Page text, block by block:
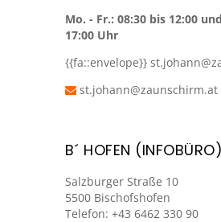
Mo. - Fr.: 08:30 bis 12:00
17:00 Uhr
{{fa::envelope}}
st.johann@zaunschirm.at
B´ HOFEN (INFOBÜRO)
Salzburger Straße 10
5500 Bischofshofen
Telefon: +43 6462 330 90